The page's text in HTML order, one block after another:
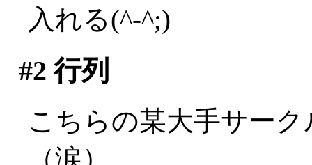
入れる(^-^;)
#2 行列
こちらの某大手サー
（涙）